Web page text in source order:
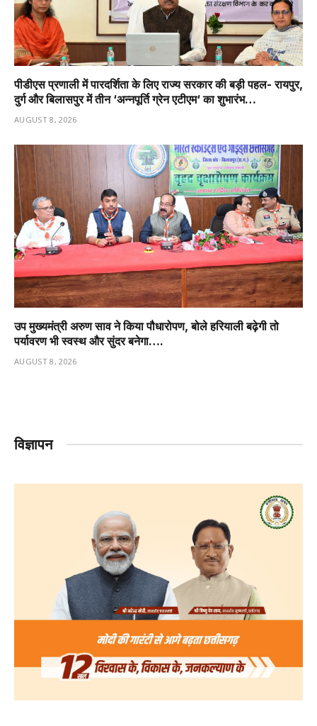
पीडीएस प्रणाली में पारदर्शिता के लिए राज्य सरकार की बड़ी पहल- रायपुर,
दुर्ग और बिलासपुर में तीन ‘अन्नपूर्ति ग्रेन एटीएम‘ का शुभारंभ…
AUGUST 8, 2026
उप मुख्यमंत्री अरुण साव ने किया पौधारोपण, बोले हरियाली बढ़ेगी तो
पर्यावरण भी स्वस्थ और सुंदर बनेगा….
AUGUST 8, 2026
विज्ञापन